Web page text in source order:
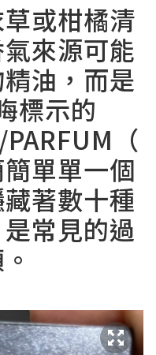
或柑橘清
來源可能
油，而是
標示的
PARFUM（
單單一個
著數十種
常見的過